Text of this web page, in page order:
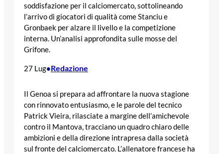
soddisfazione per il calciomercato, sottolineando
l’arrivo di giocatori di qualità come Stanciu e
Gronbaek per alzare il livello e la competizione
interna. Un’analisi approfondita sulle mosse del
Grifone.
27 Lug•Redazione
Il Genoa si prepara ad affrontare la nuova stagione
con rinnovato entusiasmo, e le parole del tecnico
Patrick Vieira, rilasciate a margine dell’amichevole
contro il Mantova, tracciano un quadro chiaro delle
ambizioni e della direzione intrapresa dalla società
sul fronte del calciomercato. L’allenatore francese ha